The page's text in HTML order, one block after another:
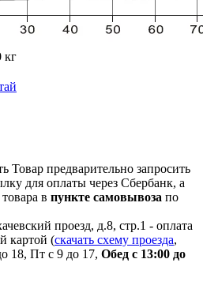
кг
Товар предварительно запросить
для оплаты через Сбербанк, а
в пункте самовывоза по
проезд, д.8, стр.1 - оплата
картой (скачать схему проезда,
18, Пт с 9 до 17, Обед с 13:00 до